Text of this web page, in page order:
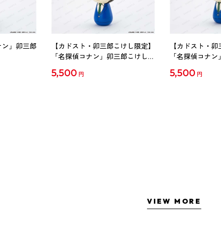
」卯三郎
【カドスト・卯三郎こけし限定】
「名探偵コナン」卯三郎こけし
5,500 円
【カドスト・
「名探偵コナ
5,500 円
VIEW MORE